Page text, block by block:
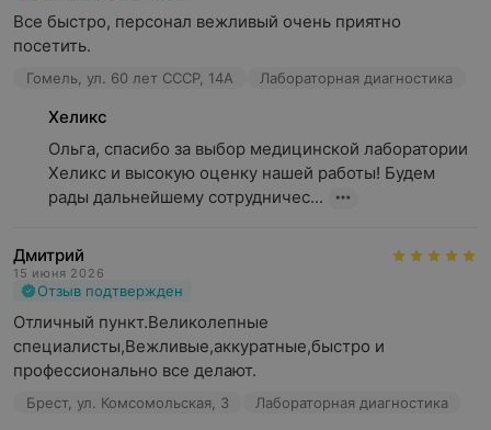
Все быстро, персонал вежливый очень приятно
посетить.
Гомель, ул. 60 лет СССР, 14А Лабораторная диагностика
Хеликс
Ольга, спасибо за выбор медицинской лаборатории
Хеликс и высокую оценку нашей работы! Будем
рады дальнейшему сотрудничес...
Дмитрий
15 июня 2026
Отзыв подтвержден
Отличный пункт.Великолепные
специалисты,Вежливые,аккуратные,быстро и
профессионально все делают.
Брест, ул. Комсомольская, 3 Лабораторная диагностика